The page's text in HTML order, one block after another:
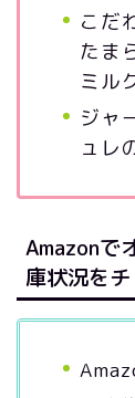
こだ
たま
ミル
ジャ
ュレ
Amazonで
庫状況を